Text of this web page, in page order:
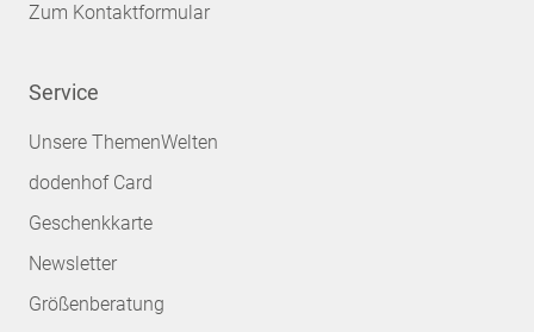
Zum Kontaktformular
Service
Unsere ThemenWelten
dodenhof Card
Geschenkkarte
Newsletter
Größenberatung